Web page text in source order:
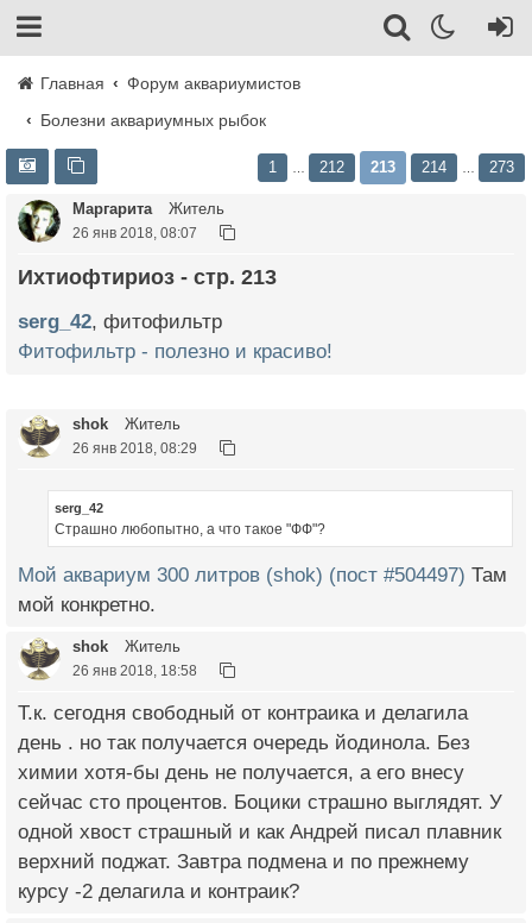
Главная
Форум аквариумистов
Болезни аквариумных рыбок
1 212 213 214 273
Маргарита Житель
26 янв 2018, 08:07
Ихтиофтириоз - стр. 213
serg_42, фитофильтр
Фитофильтр - полезно и красиво!
shok Житель
26 янв 2018, 08:29
serg_42
Страшно любопытно, а что такое "ФФ"?
Мой аквариум 300 литров (shok) (пост #504497) Там
мой конкретно.
shok Житель
26 янв 2018, 18:58
Т.к. сегодня свободный от контраика и делагила
день . но так получается очередь йодинола. Без
химии хотя-бы день не получается, а его внесу
сейчас сто процентов. Боцики страшно выглядят. У
одной хвост страшный и как Андрей писал плавник
верхний поджат. Завтра подмена и по прежнему
курсу -2 делагила и контраик?